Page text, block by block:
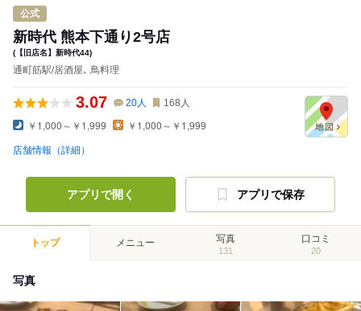
公式
新時代 熊本下通り2号店
(【旧店名】新時代44)
通町筋駅/居酒屋､ 鳥料理
3.07 20人 168 人
￥1,000～￥1,999 ￥1,000～￥1,999
店舗情報（詳細）
アプリで開く アプリで保存
トップ メニュー 写真
131
口コミ
20
写真